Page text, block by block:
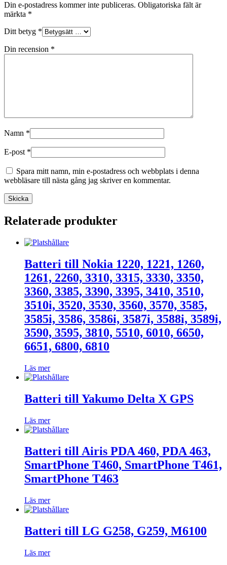
Din e-postadress kommer inte publiceras. Obligatoriska fält är
märkta *
Ditt betyg *
Din recension *
Namn *
E-post *
Spara mitt namn, min e-postadress och webbplats i denna
webbläsare till nästa gång jag skriver en kommentar.
Relaterade produkter
Batteri till Nokia 1220, 1221, 1260,
1261, 2260, 3310, 3315, 3330, 3350,
3360, 3385, 3390, 3395, 3410, 3510,
3510i, 3520, 3530, 3560, 3570, 3585,
3585i, 3586, 3586i, 3587i, 3588i, 3589i,
3590, 3595, 3810, 5510, 6010, 6650,
6651, 6800, 6810
Läs mer
Batteri till Yakumo Delta X GPS
Läs mer
Batteri till Airis PDA 460, PDA 463,
SmartPhone T460, SmartPhone T461,
SmartPhone T463
Läs mer
Batteri till LG G258, G259, M6100
Läs mer